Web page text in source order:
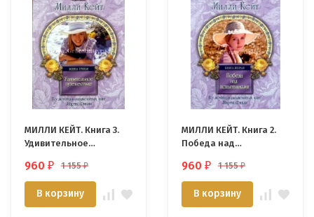
МИЛЛИ КЕЙТ. Книга 3.
Удивительное
Финли
960 ₽ 1 155₽
В корзину
МИЛЛИ КЕЙТ. Книга 2.
Победа над
Финли
960 ₽ 1 155₽
В корзину